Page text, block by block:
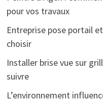
pour vos travaux
Entreprise pose portail
choisir
Installer brise vue sur
suivre
L’environnement